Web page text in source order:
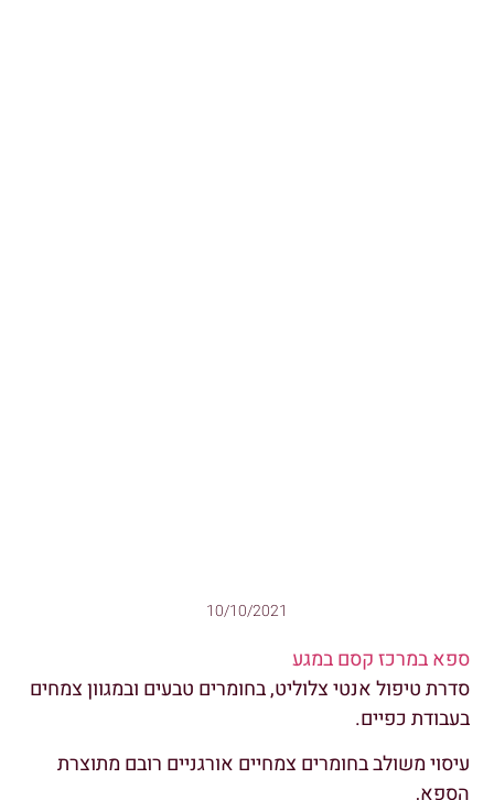
10/10/2021
ספא במרכז קסם במגע
סדרת טיפול אנטי צלוליט, בחומרים טבעים ובמגוון צמחים
בעבודת כפיים.
עיסוי משולב בחומרים צמחיים אורגניים רובם מתוצרת